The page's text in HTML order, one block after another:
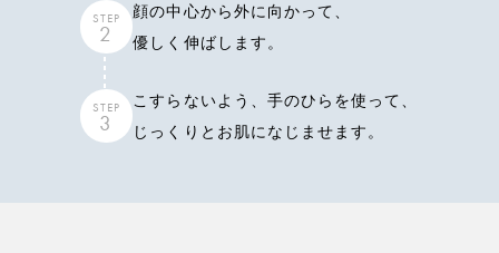
STEP
2
顔の中心から外に向かって、
優しく伸ばします。
STEP
3
こすらないよう、手のひらを使って、
じっくりとお肌になじませます。